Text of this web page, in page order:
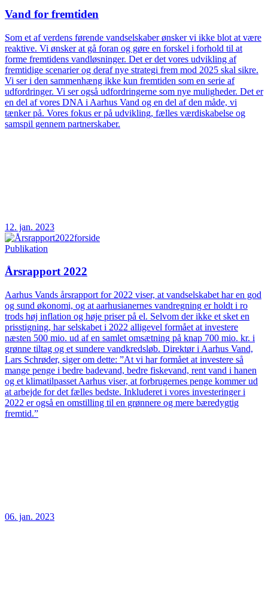
Vand for fremtiden
Som et af verdens førende vandselskaber ønsker vi ikke blot at være
reaktive. Vi ønsker at gå foran og gøre en forskel i forhold til at
forme fremtidens vandløsninger. Det er det vores udvikling af
fremtidige scenarier og deraf nye strategi frem mod 2025 skal sikre.
Vi ser i den sammenhæng ikke kun fremtiden som en serie af
udfordringer. Vi ser også udfordringerne som nye muligheder. Det er
en del af vores DNA i Aarhus Vand og en del af den måde, vi
tænker på. Vores fokus er på udvikling, fælles værdiskabelse og
samspil gennem partnerskaber.
12. jan. 2023
Publikation
Årsrapport 2022
Aarhus Vands årsrapport for 2022 viser, at vandselskabet har en god
og sund økonomi, og at aarhusianernes vandregning er holdt i ro
trods høj inflation og høje priser på el. Selvom der ikke et sket en
prisstigning, har selskabet i 2022 alligevel formået at investere
næsten 500 mio. ud af en samlet omsætning på knap 700 mio. kr. i
grønne tiltag og et sundere vandkredsløb. Direktør i Aarhus Vand,
Lars Schrøder, siger om dette: ”At vi har formået at investere så
mange penge i bedre badevand, bedre fiskevand, rent vand i hanen
og et klimatilpasset Aarhus viser, at forbrugernes penge kommer ud
at arbejde for det fælles bedste. Inkluderet i vores investeringer i
2022 er også en omstilling til en grønnere og mere bæredygtig
fremtid.”
06. jan. 2023